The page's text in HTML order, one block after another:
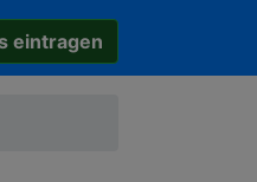
eintragen